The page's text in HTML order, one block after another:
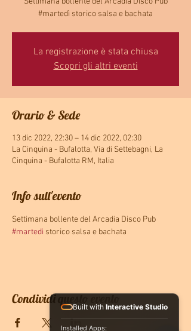
#martedì storico salsa e bachata
La registrazione è stata chiusa
Scopri gli altri eventi
Orario & Sede
13 dic 2022, 22:30 – 14 dic 2022, 02:30
La Cinquina - Bufalotta, Via di Settebagni, La
Cinquina - Bufalotta RM, Italia
Info sull'evento
Settimana bollente del Arcadia Disco Pub
#martedì storico salsa e bachata
Condividi questo evento
Built with Interactive Studio
Installed Apps: